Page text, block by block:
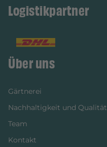
Logistikpartner
Über uns
Gärtnerei
Nachhaltigkeit und Qualität
Team
Kontakt